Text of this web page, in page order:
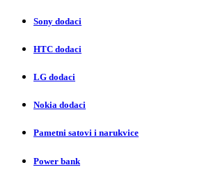
Sony dodaci
HTC dodaci
LG dodaci
Nokia dodaci
Pametni satovi i narukvice
Power bank